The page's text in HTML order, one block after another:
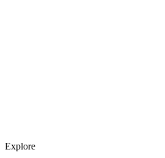
Explore